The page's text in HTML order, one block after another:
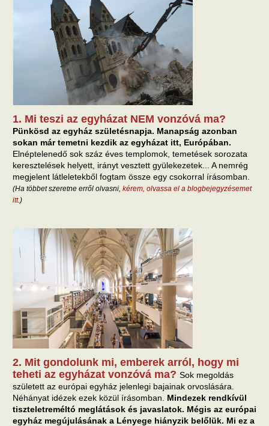
1. Mi teszi az egyházat NEM vonzóvá ma?
Pünkösd az egyház születésnapja. Manapság azonban
sokan már temetni kezdik az egyházat itt, Európában.
Elnéptelenedő sok száz éves templomok, temetések sorozata
keresztelések helyett, irányt vesztett gyülekezetek... A nemrég
megjelent látleletekből fogtam össze egy csokorral írásomban.
(Ha többet szeretne erről olvasni, kérem, olvassa el a blogbejegyzésemet
itt.)
2. Mit gondolunk mi, emberek arról, hogy mi
teheti az egyházat vonzóvá ma? Sok megoldás
született az európai egyház jelenlegi bajainak orvoslására.
Néhányat idézek ezek közül írásomban. Mindezek rendkívül
tiszteletreméltó meglátások és javaslatok. Mégis az európai
egyház megújulásának a Lényege hiányzik belőlük. Mi ez a